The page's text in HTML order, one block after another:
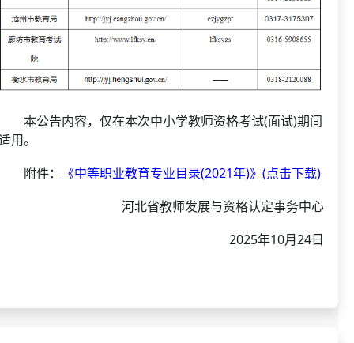
公告内容，仅在本次中小学教师资格考试(面试)期间
用。
件：
《中等职业教育专业目录(2021年)》(点击下载)
河北省教师发展与资格认定事务中心
2025年10月24日